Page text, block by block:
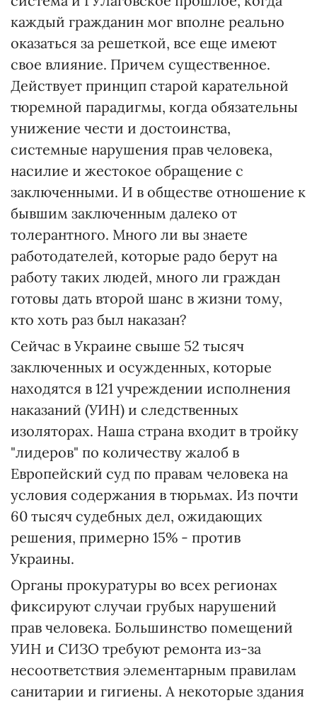
каждый гражданин мог вполне реально
оказаться за решеткой, все еще имеют
свое влияние. Причем существенное.
Действует принцип старой карательной
тюремной парадигмы, когда обязательны
унижение чести и достоинства,
системные нарушения прав человека,
насилие и жестокое обращение с
заключенными. И в обществе отношение к
бывшим заключенным далеко от
толерантного. Много ли вы знаете
работодателей, которые радо берут на
работу таких людей, много ли граждан
готовы дать второй шанс в жизни тому,
кто хоть раз был наказан?
Сейчас в Украине свыше 52 тысяч
заключенных и осужденных, которые
находятся в 121 учреждении исполнения
наказаний (УИН) и следственных
изоляторах. Наша страна входит в тройку
"лидеров" по количеству жалоб в
Европейский суд по правам человека на
условия содержания в тюрьмах. Из почти
60 тысяч судебных дел, ожидающих
решения, примерно 15% - против
Украины.
Органы прокуратуры во всех регионах
фиксируют случаи грубых нарушений
прав человека. Большинство помещений
УИН и СИЗО требуют ремонта из-за
несоответствия элементарным правилам
санитарии и гигиены. А некоторые здания